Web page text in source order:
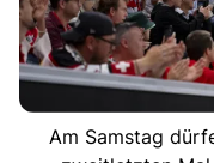
Am Samstag